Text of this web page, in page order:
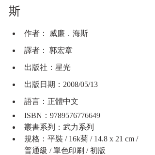
斯
作者： 威廉．海斯
譯者： 郭宏章
出版社：星光
出版日期：2008/05/13
語言：正體中文
ISBN：9789576776649
叢書系列：武力系列
規格：平裝 / 16k菊 / 14.8 x 21 cm /
普通級 / 單色印刷 / 初版